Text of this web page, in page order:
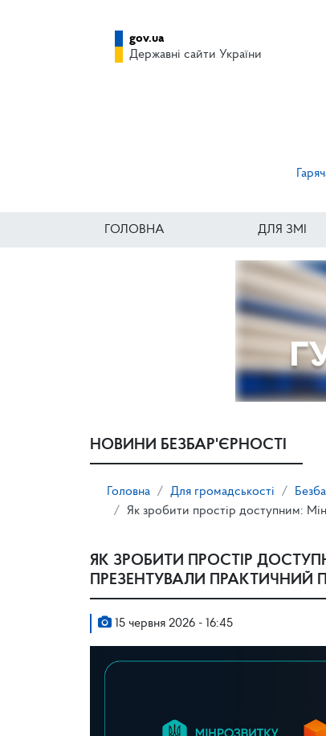
gov.ua
Державні сайти України
ГОЛОВНА ДЛЯ ЗМІ
НОВИНИ БЕЗБАР'ЄРНОСТІ
Головна Для громадськості
Як зробити простір доступним:
ЯК ЗРОБИТИ ПРОСТІР
ПРЕЗЕНТУВАЛИ ПРАКТИЧНИЙ
15 червня 2026 - 16:45